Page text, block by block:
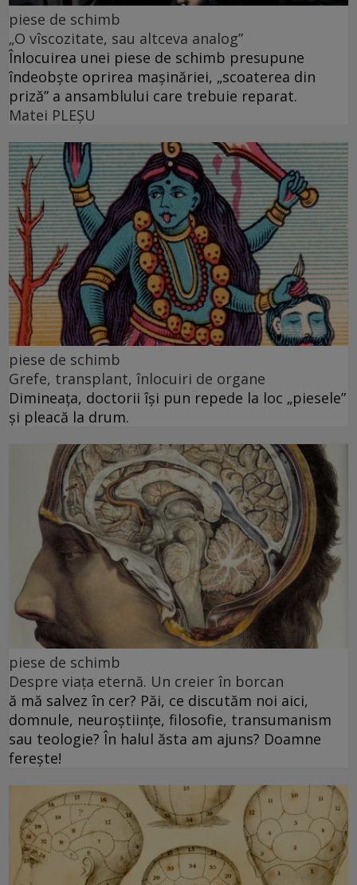
piese de schimb
„O vîscozitate, sau altceva analog”
Înlocuirea unei piese de schimb presupune
îndeobște oprirea mașinăriei, „scoaterea din
priză” a ansamblului care trebuie reparat.
Matei PLEŞU
piese de schimb
Grefe, transplant, înlocuiri de organe
Dimineața, doctorii își pun repede la loc „piesele”
și pleacă la drum.
piese de schimb
Despre viața eternă. Un creier în borcan
ă mă salvez în cer? Păi, ce discutăm noi aici,
domnule, neuroștiințe, filosofie, transumanism
sau teologie? În halul ăsta am ajuns? Doamne
ferește!